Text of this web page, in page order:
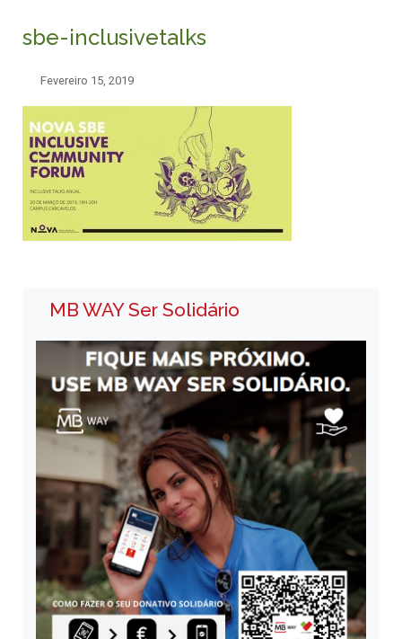
sbe-inclusivetalks
Fevereiro 15, 2019
MB WAY Ser Solidário